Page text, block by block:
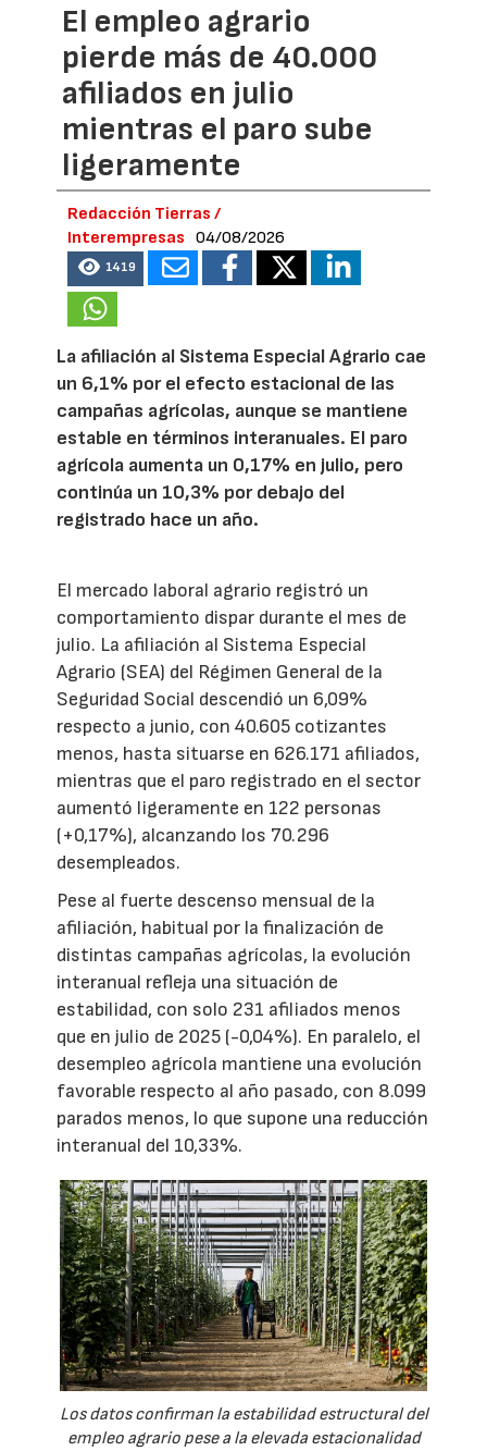
El empleo agrario
pierde más de 40.000
afiliados en julio
mientras el paro sube
ligeramente
Redacción Tierras /
Interempresas
04/08/2026
1419
La afiliación al Sistema Especial Agrario cae
un 6,1% por el efecto estacional de las
campañas agrícolas, aunque se mantiene
estable en términos interanuales. El paro
agrícola aumenta un 0,17% en julio, pero
continúa un 10,3% por debajo del
registrado hace un año.
El mercado laboral agrario registró un
comportamiento dispar durante el mes de
julio. La afiliación al Sistema Especial
Agrario (SEA) del Régimen General de la
Seguridad Social descendió un 6,09%
respecto a junio, con 40.605 cotizantes
menos, hasta situarse en 626.171 afiliados,
mientras que el paro registrado en el sector
aumentó ligeramente en 122 personas
(+0,17%), alcanzando los 70.296
desempleados.
Pese al fuerte descenso mensual de la
afiliación, habitual por la finalización de
distintas campañas agrícolas, la evolución
interanual refleja una situación de
estabilidad, con solo 231 afiliados menos
que en julio de 2025 (-0,04%). En paralelo, el
desempleo agrícola mantiene una evolución
favorable respecto al año pasado, con 8.099
parados menos, lo que supone una reducción
interanual del 10,33%.
Los datos confirman la estabilidad estructural del
empleo agrario pese a la elevada estacionalidad